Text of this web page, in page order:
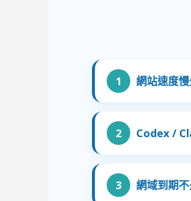
網站速度
Codex /
網域到期